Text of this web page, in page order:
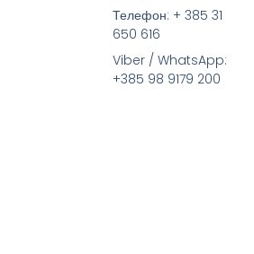
Телефон: + 385 31
650 616
Viber / WhatsApp:
+385 98 9179 200